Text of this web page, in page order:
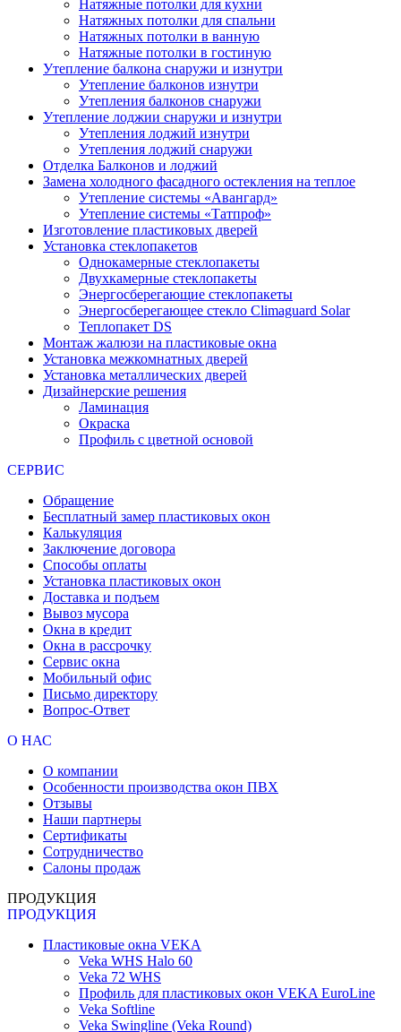
Натяжные потолки для кухни
Натяжных потолки для спальни
Натяжных потолки в ванную
Натяжные потолки в гостиную
Утепление балкона снаружи и изнутри
Утепление балконов изнутри
Утепления балконов снаружи
Утепление лоджии снаружи и изнутри
Утепления лоджий изнутри
Утепления лоджий снаружи
Отделка Балконов и лоджий
Замена холодного фасадного остекления на теплое
Утепление системы «Авангард»
Утепление системы «Татпроф»
Изготовление пластиковых дверей
Установка стеклопакетов
Однокамерные стеклопакеты
Двухкамерные стеклопакеты
Энергосберегающие стеклопакеты
Энергосберегающее стекло Climaguard Solar
Теплопакет DS
Монтаж жалюзи на пластиковые окна
Установка межкомнатных дверей
Установка металлических дверей
Дизайнерские решения
Ламинация
Окраска
Профиль с цветной основой
СЕРВИС
Обращение
Бесплатный замер пластиковых окон
Калькуляция
Заключение договора
Способы оплаты
Установка пластиковых окон
Доставка и подъем
Вывоз мусора
Окна в кредит
Окна в рассрочку
Сервис окна
Мобильный офис
Письмо директору
Вопрос-Ответ
О НАС
О компании
Особенности производства окон ПВХ
Отзывы
Наши партнеры
Сертификаты
Сотрудничество
Салоны продаж
ПРОДУКЦИЯ
ПРОДУКЦИЯ
Пластиковые окна VEKA
Veka WHS Halo 60
Veka 72 WHS
Профиль для пластиковых окон VEKA EuroLine
Veka Softline
Veka Swingline (Veka Round)